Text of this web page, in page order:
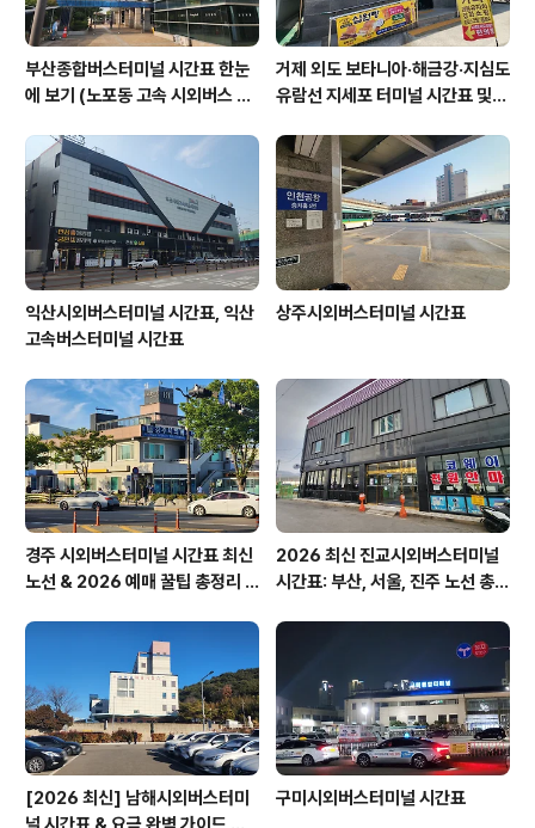
부산종합버스터미널 시간표 한눈
에 보기 (노포동 고속 시외버스 총
거제 외도 보타니아·해금강·지심도
유람선 지세포 터미널 시간표 및
익산시외버스터미널 시간표, 익산
고속버스터미널 시간표
상주시외버스터미널 시간표
경주 시외버스터미널 시간표 최신
노선 & 2026 예매 꿀팁 총정리 &
2026 최신 진교시외버스터미널
시간표: 부산, 서울, 진주 노선 총정
[2026 최신] 남해시외버스터미
구미시외버스터미널 시간표